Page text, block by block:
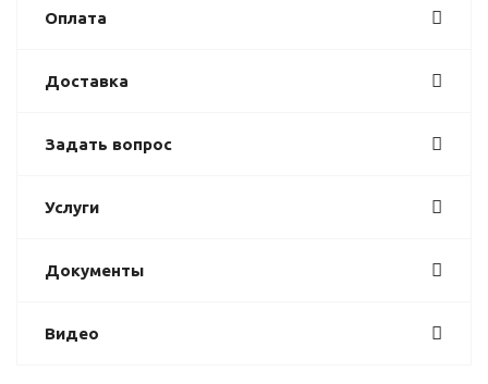
Оплата
Доставка
Задать вопрос
Услуги
Документы
Видео